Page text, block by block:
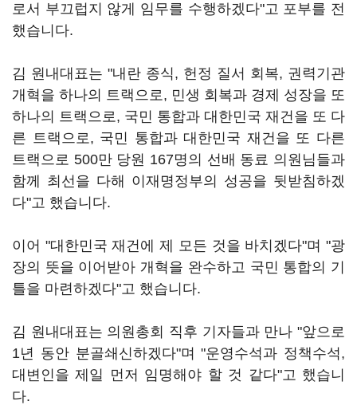
로서 부끄럽지 않게 임무를 수행하겠다"고 포부를 전
했습니다.
김 원내대표는 "내란 종식, 헌정 질서 회복, 권력기관
개혁을 하나의 트랙으로, 민생 회복과 경제 성장을 또
하나의 트랙으로, 국민 통합과 대한민국 재건을 또 다
른 트랙으로, 국민 통합과 대한민국 재건을 또 다른
트랙으로 500만 당원 167명의 선배 동료 의원님들과
함께 최선을 다해 이재명정부의 성공을 뒷받침하겠
다"고 했습니다.
이어 "대한민국 재건에 제 모든 것을 바치겠다"며 "광
장의 뜻을 이어받아 개혁을 완수하고 국민 통합의 기
틀을 마련하겠다"고 했습니다.
김 원내대표는 의원총회 직후 기자들과 만나 "앞으로
1년 동안 분골쇄신하겠다"며 "운영수석과 정책수석,
대변인을 제일 먼저 임명해야 할 것 같다"고 했습니
다.